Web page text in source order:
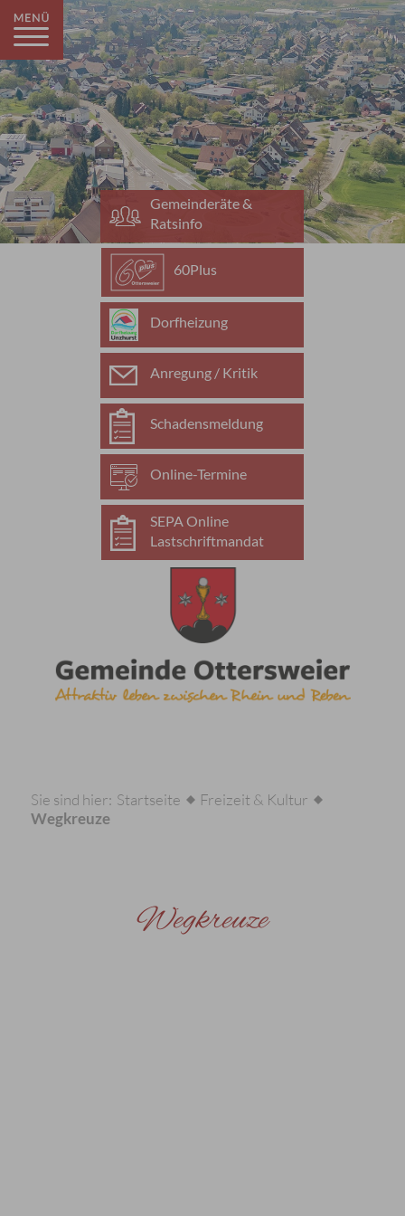
Gemeinderäte &
Ratsinfo
60Plus
Dorfheizung
Anregung / Kritik
Schadensmeldung
Online-Termine
SEPA Online
Lastschriftmandat
Sie sind hier: Startseite
Freizeit & Kultur
Wegkreuze
Wegkreuze